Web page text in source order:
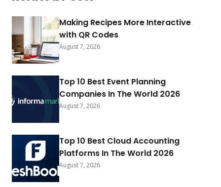
Making Recipes More Interactive
with QR Codes
August 7, 2026
Top 10 Best Event Planning
Companies In The World 2026
August 7, 2026
Top 10 Best Cloud Accounting
Platforms In The World 2026
August 7, 2026